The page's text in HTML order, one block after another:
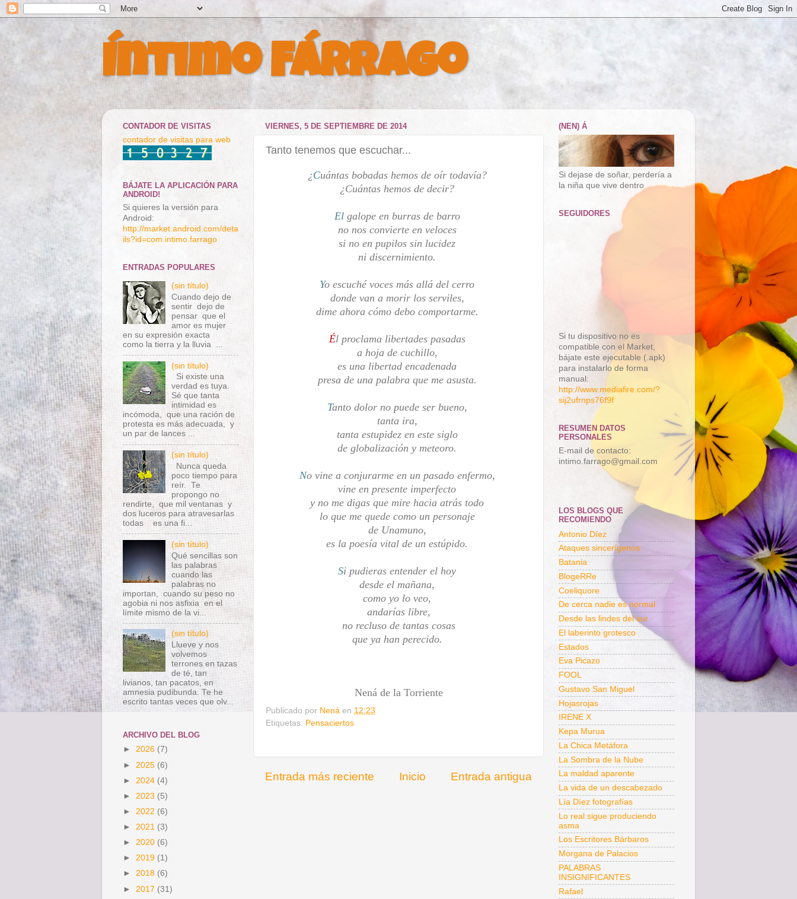
Íntimo Fárrago
VIERNES, 5 DE SEPTIEMBRE DE 2014
Tanto tenemos que escuchar...
¿Cuántas bobadas hemos de oír todavía?
¿Cuántas hemos de decir?
Elgalope en burras de barro
no nos convierte en veloces
si no en pupilos sin lucidez
ni discernimiento.
Yo escuché voces más allá del cerro
donde van a morir los serviles,
dime ahora cómo debo comportarme.
Él proclama libertades pasadas
a hoja de cuchillo,
es una libertad encadenada
presa de una palabra que me asusta.
Tanto dolor no puede ser bueno,
tanta ira,
tanta estupidez en este siglo
de globalización y meteoro.
No vine a conjurarme en un pasado enfermo,
vine en presente imperfecto
y no me digas que mire hacia atrás todo
lo que me quede como un personaje
de Unamuno,
es la poesía vital de un estúpido.
Si pudieras entender el hoy
desde el mañana,
como yo lo veo,
andarías libre,
no recluso de tantas cosas
que ya han perecido.
Nená de la Torriente
Publicado por Nená en 12:23
Etiquetas: Pensaciertos
Entrada más reciente Entrada antigua
Inicio
CONTADOR DE VISITAS
contador de visitas para web
BÁJATE LA APLICACIÓN PARA
ANDROID!
Si quieres la versión para
Android:
http://market.android.com/deta
ils?id=com.intimo.farrago
ENTRADAS POPULARES
(sin título)
Cuando dejo de
sentir dejo de
pensar que el
amor es mujer
en su expresión exacta
como la tierra y la lluvia ...
(sin título)
Si existe una
verdad es tuya.
Sé que tanta
intimidad es
incómoda, que una ración de
protesta es más adecuada, y
un par de lances ...
(sin título)
Nunca queda
poco tiempo para
reír. Te
propongo no
rendirte, que mil ventanas y
dos luceros para atravesarlas
todas es una fi...
(sin título)
Qué sencillas son
las palabras
cuando las
palabras no
importan, cuando su peso no
agobia ni nos asfixia en el
límite mismo de la vi...
(sin título)
Llueve y nos
volvemos
terrones en tazas
de té, tan
livianos, tan pacatos, en
amnesia pudibunda. Te he
escrito tantas veces que olv...
ARCHIVO DEL BLOG
► 2026 (7)
► 2025 (6)
► 2024 (4)
► 2023 (5)
► 2022 (6)
► 2021 (3)
► 2020 (6)
► 2019 (1)
► 2018 (6)
► 2017 (31)
(NEN) Á
Si dejase de soñar, perdería a
la niña que vive dentro
SEGUIDORES
Si tu dispositivo no es
compatible con el Market,
bájate este ejecutable (.apk)
para instalarlo de forma
manual:
http://www.mediafire.com/?
sij2ufrnps76f9f
RESUMEN DATOS
PERSONALES
E-mail de contacto:
intimo.farrago@gmail.com
LOS BLOGS QUE
RECOMIENDO
Antonio Díez
Ataques sincerígenos
Batania
BlogeRRe
Coeliquore
De cerca nadie es normal
Desde las lindes del sur
El laberinto grotesco
Estados
Eva Picazo
FOOL
Gustavo San Miguel
Hojasrojas
IRENE X
Kepa Murua
La Chica Metáfora
La Sombra de la Nube
La maldad aparente
La vida de un descabezado
Lía Díez fotografías
Lo real sigue produciendo
asma
Los Escritores Bárbaros
Morgana de Palacios
PALABRAS
INSIGNIFICANTES
Rafael